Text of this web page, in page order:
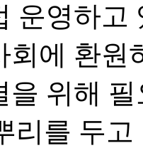
운영하고
회에 환원
을 위해
리를 두고